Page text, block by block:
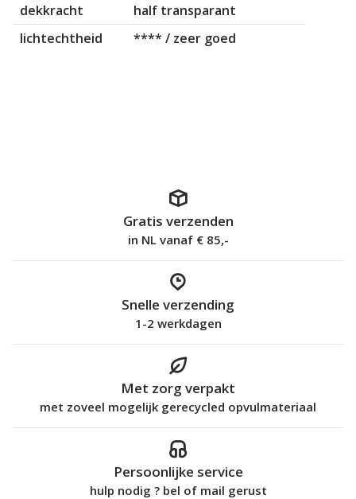
dekkracht
half transparant
lichtechtheid
**** / zeer goed
Gratis verzenden
in NL vanaf € 85,-
Snelle verzending
1-2 werkdagen
Met zorg verpakt
met zoveel mogelijk gerecycled opvulmateriaal
Persoonlijke service
hulp nodig ? bel of mail gerust